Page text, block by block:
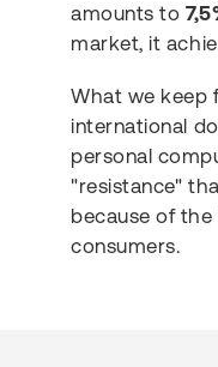
amounts to
market, it
What we keep
international
personal
"resistance"
because of
consumers.